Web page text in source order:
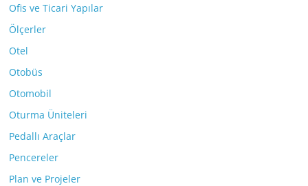
Ofis ve Ticari Yapılar
Ölçerler
Otel
Otobüs
Otomobil
Oturma Üniteleri
Pedallı Araçlar
Pencereler
Plan ve Projeler